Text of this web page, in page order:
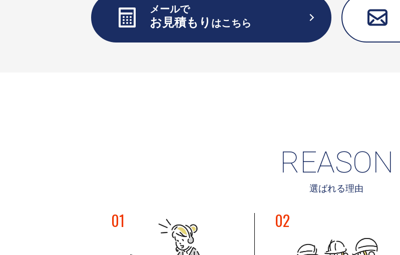
メールで
お見積もり はこちら
REASON
選ばれる理由
01 02